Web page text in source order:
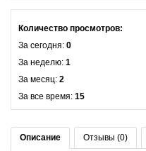
Количество просмотров:
За сегодня: 0
За неделю: 1
За месяц: 2
За все время: 15
Описание Отзывы (0)